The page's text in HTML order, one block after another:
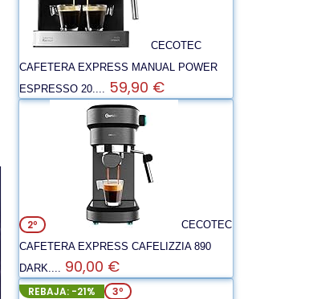
CECOTEC
CAFETERA EXPRESS MANUAL POWER
ESPRESSO 20.... 59,90 €
2º
CECOTEC
CAFETERA EXPRESS CAFELIZZIA 890
DARK.... 90,00 €
REBAJA: -21% 3º